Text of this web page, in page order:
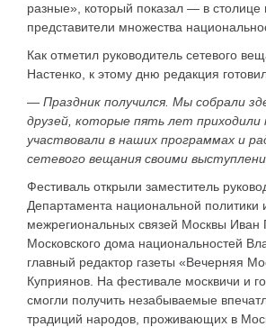
разные», который показал — в столице
представители множества
Как отметил руководитель сетевого
Настенко , к этому дню редакция
— Праздник получился. Мы собрали
друзей, которые пять лет приходили
участвовали в наших программах и
сетевого вещания своими
Фестиваль открыли заместитель
Департамента национальной политики
межрегиональных связей Москвы Иван
Московского дома национальностей
главный редактор газеты «Вечерняя
Куприянов. На фестивале москвичи и
смогли получить незабываемые
традиций народов, проживающих в